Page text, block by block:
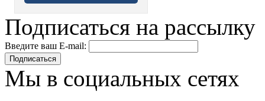
Подписаться на рассылку
Введите ваш E-mail:
Подписаться
Мы в социальных сетях